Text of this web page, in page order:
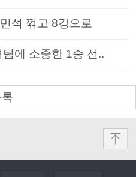
석 꺾고 8강으로
에 소중한 1승 선..